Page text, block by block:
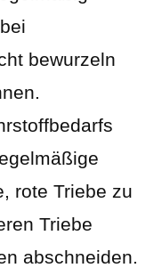
bewurzeln
rote Triebe zu
Triebe
abschneiden.